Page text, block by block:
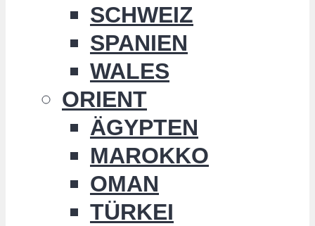
SCHWEIZ
SPANIEN
WALES
ORIENT
ÄGYPTEN
MAROKKO
OMAN
TÜRKEI